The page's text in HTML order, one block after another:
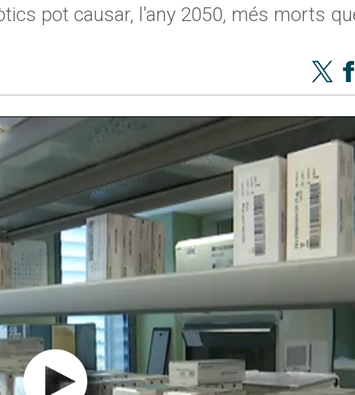
pot causar, l'any 2050, més morts